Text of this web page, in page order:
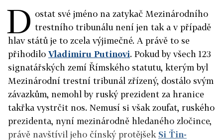
D ostat své jméno na zatykač Mezinárodního
trestního tribunálu není jen tak a v případě
hlav států je to zcela výjimečné. A právě to se
přihodilo Vladimiru Putinovi. Pokud by všech 123
signatářských zemí Římského statutu, kterým byl
Mezinárodní trestní tribunál zřízený, dostálo svým
závazkům, nemohl by ruský prezident za hranice
takřka vystrčit nos. Nemusí si však zoufat, ruského
prezidenta, nyní mezinárodně hledaného zločince,
právě navštívil jeho čínský protějšek Si Ťin-